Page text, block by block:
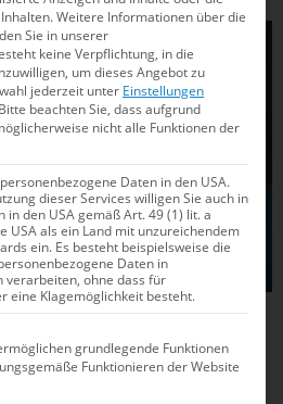
ihren Münchener
Weitere Informationen über die
Sie in unserer
keine Verpflichtung, in die
um dieses Angebot zu
jederzeit unter Einstellungen
Bitte beachten Sie, dass aufgrund
nicht alle Funktionen der
Daten in den USA.
dieser Services willigen Sie auch in
den USA gemäß Art. 49 (1) lit. a
USA als ein Land mit unzureichendem
ein. Es besteht beispielsweise die
Daten in
ohne dass für
eine Klagemöglichkeit besteht.
Service-Gruppen, für die
grundlegende Funktionen
Funktionieren der Website